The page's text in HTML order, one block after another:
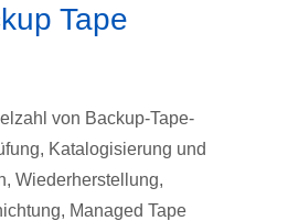
Tape
von Backup-Tape-
Katalogisierung und
Wiederherstellung,
Managed Tape